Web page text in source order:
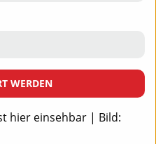
WERDEN
hier einsehbar | Bild: